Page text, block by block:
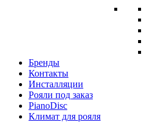
Бренды
Контакты
Инсталляции
Рояли под заказ
PianoDisc
Климат для рояля